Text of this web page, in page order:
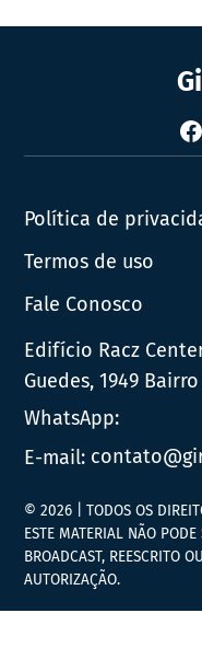
Política de
Termos de uso
Fale Conosco
Edifício Racz
Guedes, 1949
WhatsApp:
E-mail:
© 2026 | TODOS OS
ESTE MATERIAL NÃO
BROADCAST, REESCRITO
AUTORIZAÇÃO.